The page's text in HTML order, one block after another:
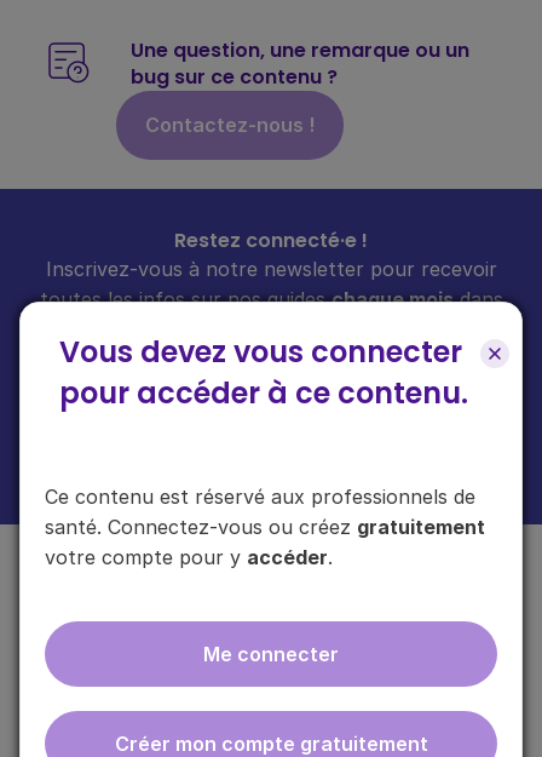
Vous devez vous connecter
pour accéder à ce contenu.
Ce contenu est réservé aux professionnels de
santé. Connectez-vous ou créez gratuitement
votre compte pour y accéder.
Me connecter
Créer mon compte gratuitement
Une question, une remarque ou un
bug sur ce contenu ?
Contactez-nous !
Restez connecté·e !
Inscrivez-vous à notre newsletter pour recevoir
toutes les infos sur nos guideschaque moisdans
ebmfrance est une base de connaissances médicales
gratuite adaptée à la pratique de la médecine générale.